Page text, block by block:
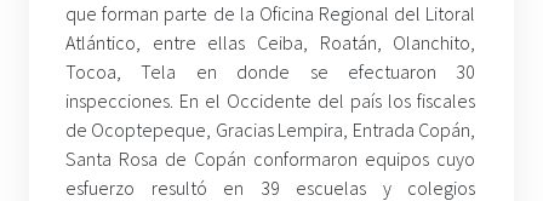
que forman parte de la Oficina Regional del Litoral
Atlántico, entre ellas Ceiba, Roatán, Olanchito,
Tocoa, Tela en donde se efectuaron 30
inspecciones. En el Occidente del país los fiscales
de Ocoptepeque, Gracias Lempira, Entrada Copán,
Santa Rosa de Copán conformaron equipos cuyo
esfuerzo resultó en 39 escuelas y colegios